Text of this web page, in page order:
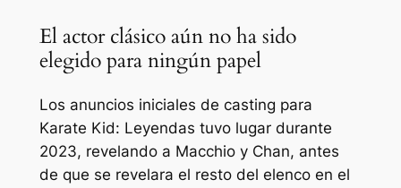
El actor clásico aún no ha sido
elegido para ningún papel
Los anuncios iniciales de casting para
Karate Kid: Leyendas tuvo lugar durante
2023, revelando a Macchio y Chan, antes
de que se revelara el resto del elenco en el